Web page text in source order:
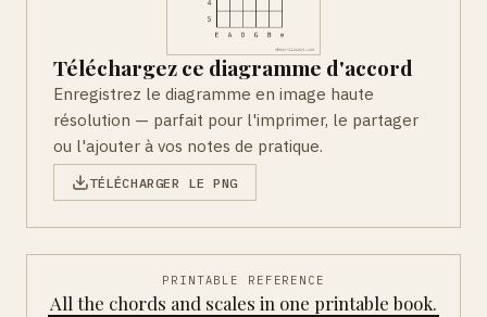
Téléchargez ce diagramme d'accord
Enregistrez le diagramme en image haute
résolution — parfait pour l'imprimer, le partager
ou l'ajouter à vos notes de pratique.
TÉLÉCHARGER LE PNG
PRINTABLE REFERENCE
All the chords and scales in one printable book.